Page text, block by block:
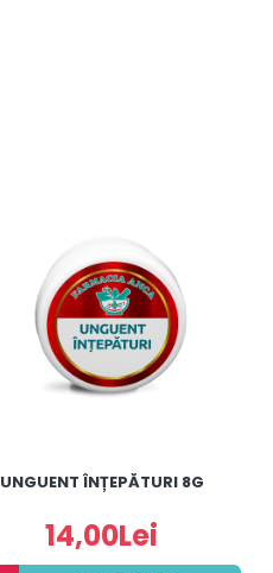
UNGUENT ÎNȚEPĂTURI 8G
14,00Lei